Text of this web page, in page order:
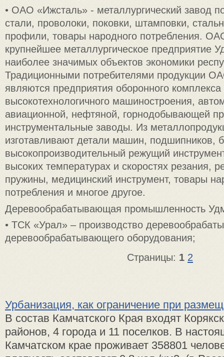
• ОАО «Ижсталь» - металлургический завод
стали, проволоки, поковки, штамповки,
профили, товары народного потребления.
крупнейшее металлургическое предприятие
наиболее значимых объектов экономики
Традиционными потребителями продукции
являются предприятия оборонного комплекса
высокотехнологичного машиностроения,
авиационной, нефтяной, горнодобывающей
инструментальные заводы. Из
изготавливают детали машин, подшипников,
высоко­производительный режущий
высоких температурах и скоростях резания,
пружины, медицинский инструмент, товары
потребления и многое другое.
Деревообрабатывающая промышленность
• ТСК «Урал» – производство
деревообрабатывающего оборудования;
Страницы: 1 2
Урбанизация, как ограничение при
В состав Камчатского Края входят
районов, 4 города и 11 поселков. В
Камчатском крае проживает 358801